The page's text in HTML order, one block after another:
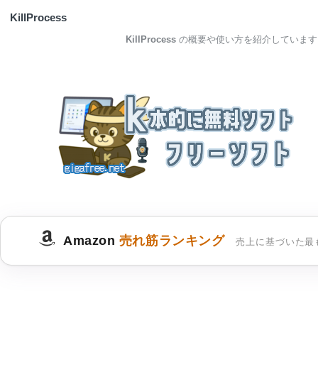
KillProcess
KillProcess の概要や使い方を紹介しています
Amazon 売れ筋ランキング 売上に基づいた最